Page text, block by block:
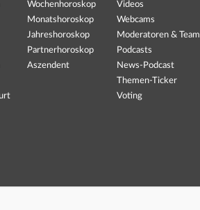
Wochenhoroskop
Monatshoroskop
Jahreshoroskop
Partnerhoroskop
Aszendent
Videos
Webcams
Moderatoren & Team
Podcasts
News-Podcast
Themen-Ticker
Voting